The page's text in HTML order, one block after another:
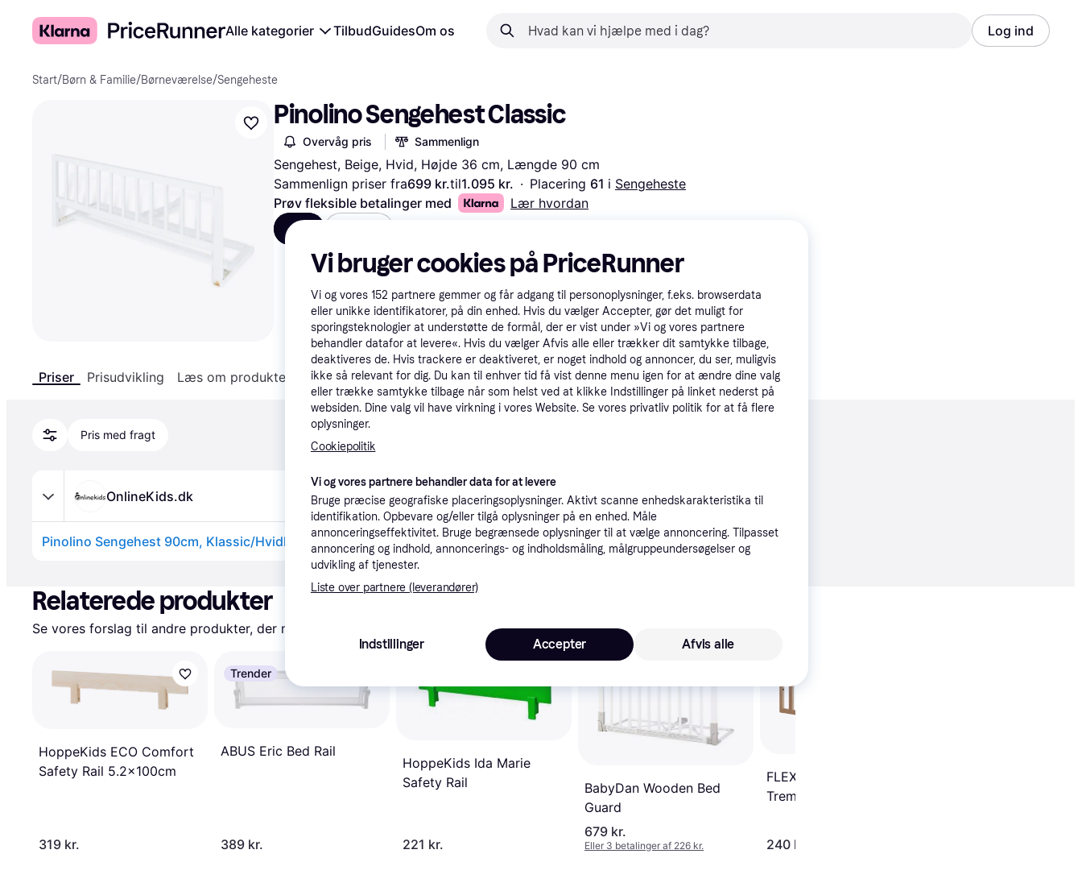
Alle kategorier TilbudGuidesOm os Log ind
Start/Børn & Familie/Børneværelse/Sengeheste
Pinolino Sengehest Classic
Overvåg pris Sammenlign
Sengehest, Beige, Hvid, Højde 36 cm, Længde 90 cm
Sammenlign priser fra699 kr.til1.095 kr. · Placering 61 i Sengeheste
Prøv fleksible betalinger med
Lær hvordan
Alle
Priser Prisudvikling Læs om produktet Specifikationer
Pris med fragt
OnlineKids.dk
Pinolino Sengehest 90cm, Klassic/Hvidlakeret bøg Fri fragt699 kr.
Relaterede produkter
Se vores forslag til andre produkter, der matcher dine interesser.
HoppeKids ECO Comfort
Safety Rail 5.2x100cm
319 kr.
Trender
ABUS Eric Bed Rail
389 kr.
HoppeKids Ida Marie
Safety Rail
221 kr.
BabyDan Wooden Bed
Guard
679 kr.
Eller 3 betalinger af 226 kr.
FLEXA Nova Sengehest Til
Tremmeseng 1.5x107.2cm
240 kr.
Vi bruger cookies på PriceRunner
Vi og vores 152 partnere gemmer og får adgang til personoplysninger, f.eks. browserdata
eller unikke identifikatorer, på din enhed. Hvis du vælger Accepter, gør det muligt for
sporingsteknologier at understøtte de formål, der er vist under »Vi og vores partnere
behandler datafor at levere«. Hvis du vælger Afvis alle eller trækker dit samtykke tilbage,
deaktiveres de. Hvis trackere er deaktiveret, er noget indhold og annoncer, du ser, muligvis
ikke så relevant for dig. Du kan til enhver tid få vist denne menu igen for at ændre dine valg
eller trække samtykke tilbage når som helst ved at klikke Indstillinger på linket nederst på
websiden. Dine valg vil have virkning i vores Website. Se vores privatliv politik for at få flere
oplysninger.
Cookiepolitik
Vi og vores partnere behandler data for at levere
Bruge præcise geografiske placeringsoplysninger. Aktivt scanne enhedskarakteristika til
identifikation. Opbevare og/eller tilgå oplysninger på en enhed. Måle
annonceringseffektivitet. Bruge begrænsede oplysninger til at vælge annoncering. Tilpasset
annoncering og indhold, annoncerings- og indholdsmåling, målgruppeundersøgelser og
udvikling af tjenester.
Liste over partnere (leverandører)
Indstillinger Afvis alle
Accepter